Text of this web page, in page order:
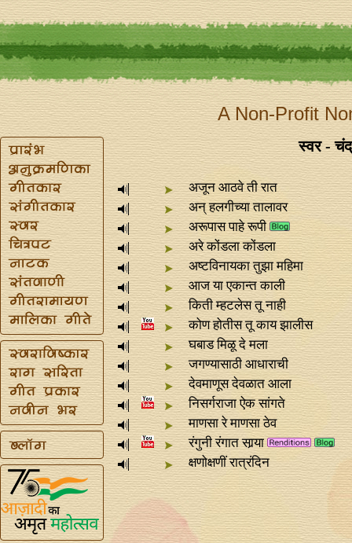
A Non-Profit
स्वर -
अजून आठवे ती रात
अन्‌ हलगीच्या तालावर
अरूपास पाहे रूपी
अरे कोंडला कोंडला
अष्टविनायका तुझा महिमा
आज या एकान्‍त काली
किती म्हटलेस तू नाही
कोण होतीस तू काय झालीस
घबाड मिळू दे मला
जगण्यासाठी आधाराची
देवमाणूस देवळात आला
निसर्गराजा ऐक सांगते
माणसा रे माणसा ठेव
रंगुनी रंगात सार्‍या
क्षणोक्षणीं रात्रंदिन